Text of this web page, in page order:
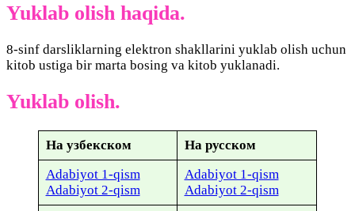
Yuklab olish haqida.
8-sinf darsliklarning elektron shakllarini yuklab olish uchun
kitob ustiga bir marta bosing va kitob yuklanadi.
Yuklab olish.
На узбекском
На русском
Adabiyot 1-qism
Adabiyot 2-qism
Adabiyot 1-qism
Adabiyot 2-qism